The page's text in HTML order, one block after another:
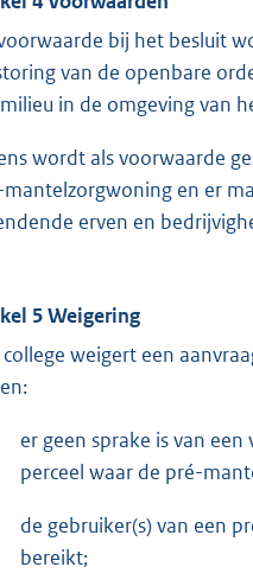
bij het besluit
van de openbare
in de omgeving van
wordt als voorwaarde
en er
erven en
5 Weigering
weigert een
er geen sprake is van
perceel waar de pré-
de gebruiker(s) van een
bereikt;